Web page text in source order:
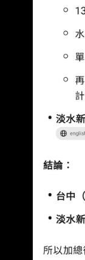
蛋黃區（
(室內35
差不多，
也都是
都市發
土地源源